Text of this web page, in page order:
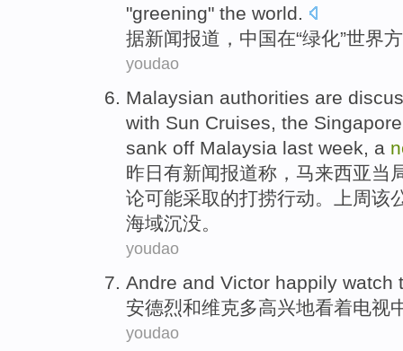
"greening" the world.
据新闻报道 ， 中国在“绿化”世界
youdao
Malaysian authorities are
with Sun Cruises, the Singapore
sank off Malaysia last week, a
昨日 有新闻报道称， 马来西亚当
论可能采取的打捞行动。 上周该
海域沉没。
youdao
Andre and Victor happily watch
安德烈和维克多高兴地看着电视
youdao